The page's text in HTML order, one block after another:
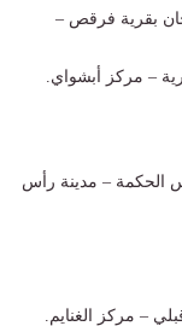
بقرية فرقص –
– مركز أبشواي.
الحكمة – مدينة رأس
– مركز الغنايم.